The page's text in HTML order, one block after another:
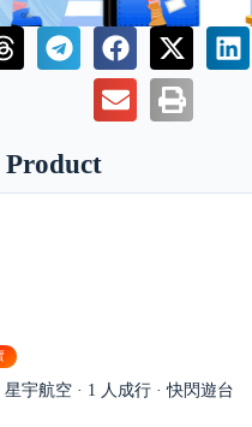
Product
星宇航空 · 1 人成行 · 快閃遊台